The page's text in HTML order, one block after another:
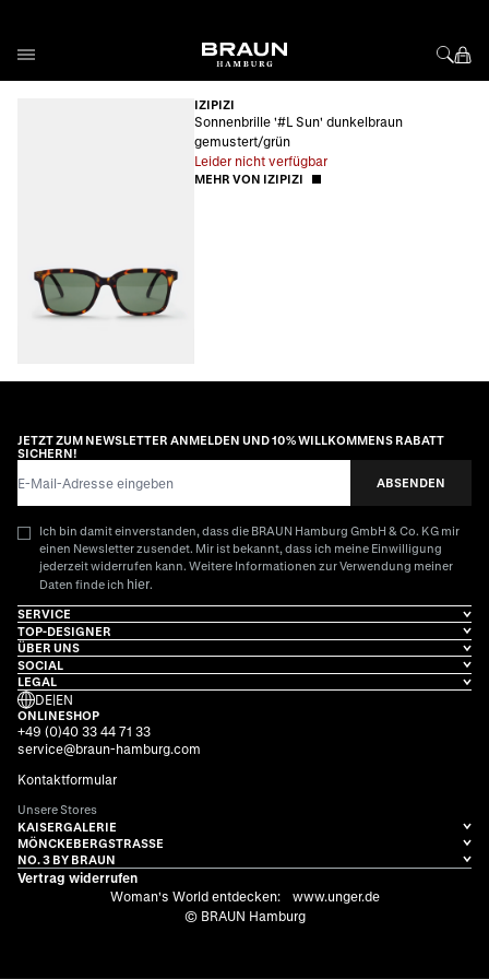
IZIPIZI
Sonnenbrille '#L Sun' dunkelbraun
gemustert/grün
Leider nicht verfügbar
MEHR VON IZIPIZI
JETZT ZUM NEWSLETTER ANMELDEN UND 10% WILLKOMMENS RABATT
SICHERN!
ABSENDEN
Ich bin damit einverstanden, dass die BRAUN Hamburg GmbH & Co. KG mir
einen Newsletter zusendet. Mir ist bekannt, dass ich meine Einwilligung
jederzeit widerrufen kann. Weitere Informationen zur Verwendung meiner
Daten finde ich hier.
SERVICE
TOP-DESIGNER
ÜBER UNS
SOCIAL
LEGAL
DE|EN
ONLINESHOP
+49 (0)40 33 44 71 33
service@braun-hamburg.com
Kontaktformular
Unsere Stores
KAISERGALERIE
MÖNCKEBERGSTRASSE
NO. 3 BY BRAUN
Vertrag widerrufen
Woman's World entdecken:
www.unger.de
© BRAUN Hamburg